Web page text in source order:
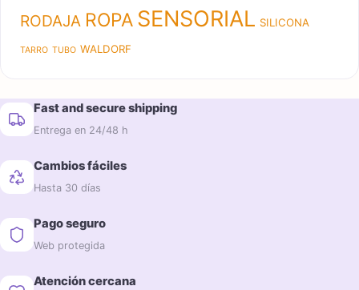
RODAJA ROPA SENSORIAL SILICONA
TARRO TUBO WALDORF
Fast and secure shipping
Entrega en 24/48 h
Cambios fáciles
Hasta 30 días
Pago seguro
Web protegida
Atención cercana